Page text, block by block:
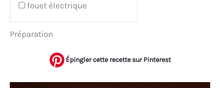
fouet électrique
Préparation
Épingler cette recette sur Pinterest